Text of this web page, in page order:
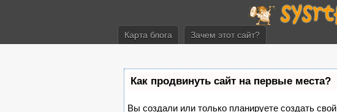
Карта блога Зачем этот сайт?
Как продвинуть сайт на первые места?
Вы создали или только планируете создать